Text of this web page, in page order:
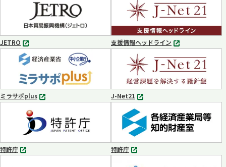
開
く
JETRO
別
タ
ブ
で
開
く
支援情報ヘッドライン
別
タ
ブ
で
開
く
ミラサポplus
別
ブ
で
開
く
J-Net21
別
タ
ブ
で
開
く
特許庁
別
特許庁
別